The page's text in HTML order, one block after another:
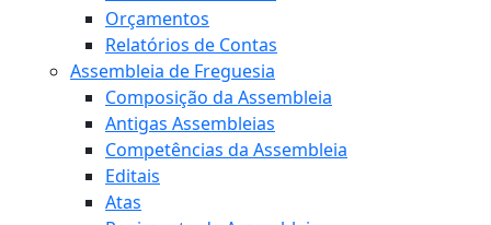
Orçamentos
Relatórios de Contas
Assembleia de Freguesia
Composição da Assembleia
Antigas Assembleias
Competências da Assembleia
Editais
Atas